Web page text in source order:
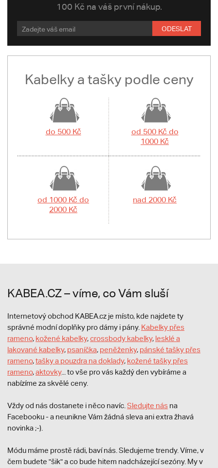
100 Kč na váš první nákup.
ODESLAT
Kabelky a tašky podle ceny
do 500 Kč
od 500 Kč do
1000 Kč
od 1000 Kč do
2000 Kč
nad 2000 Kč
KABEA.CZ – víme, co Vám sluší
Internetový obchod KABEA.cz je místo, kde najdete ty
správné modní doplňky pro dámy i pány. Kabelky přes
rameno, kožené kabelky,crossbody kabelky, lesklé a
lakované kabelky, psaníčka, peněženky, pánské tašky přes
rameno,tašky a pouzdra na doklady, kožené tašky přes
rameno,aktovky... to vše pro vás každý den vybíráme a
nabízíme za skvělé ceny.
Vždy od nás dostanete i něco navíc. Sledujte nás na
Facebooku - a neunikne Vám žádná sleva ani extra žhavá
novinka ;-).
Módu máme prostě rádi, baví nás. Sledujeme trendy. Víme, v
čem budete "šik" a co bude hitem nadcházející sezóny. My v